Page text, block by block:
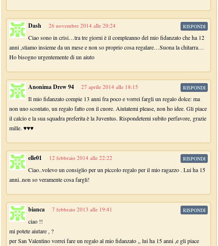
Dash 26 novembre 2014 alle 20:24
Ciao sono in crisi…tra tre giorni è il compleanno del mio fidanzato che ha 12
anni ,stiamo insieme da un mese e non so proprio cosa regalare…Suona la chitarra…
Ho bisogno urgentemente di un aiuto
RISPONDI
Anonima Drew 94 27 aprile 2014 alle 18:15
Il mio fidanzato compie 13 anni fra poco e vorrei fargli un regalo dolce: ma
non uno scontato, un regalo fatto con il cuore. Aiutatemi please, non ho idee. Gli piace
il calcio e la sua squadra preferita è la Juventus. Rispondetemi subito perfavore, grazie
mille. ♥♥♥
RISPONDI
elle01 12 febbraio 2014 alle 22:22
Ciao..volevo un consiglio per un piccolo regalo per il mio ragazzo . Lui ha 15
anni..non so veramente cosa fargli!
RISPONDI
bianca 7 febbraio 2013 alle 19:41
ciao !!
mi potete aiutare , ?
per San Valentino vorrei fare un regalo al mio fidanzato ,, lui ha 15 anni ,e gli piace
RISPONDI